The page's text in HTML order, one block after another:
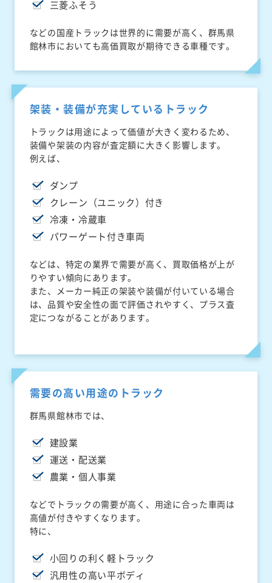
三菱ふそう
などの国産トラックは世界的に需要が高く、群馬県
館林市においても高価買取が期待できる車種です。
架装・装備が充実しているトラック
トラックは用途によって価値が大きく変わるため、
装備や架装の内容が査定額に大きく影響します。
例えば、
ダンプ
クレーン（ユニック）付き
冷凍・冷蔵車
パワーゲート付き車両
などは、特定の業界で需要が高く、買取価格が上が
りやすい傾向にあります。
また、メーカー純正の架装や装備が付いている場合
は、品質や安全性の面で評価されやすく、プラス査
定につながることがあります。
需要の高い用途のトラック
群馬県館林市では、
建設業
運送・配送業
農業・個人事業
などでトラックの需要が高く、用途に合った車両は
高値が付きやすくなります。
特に、
小回りの利く軽トラック
汎用性の高い平ボディ